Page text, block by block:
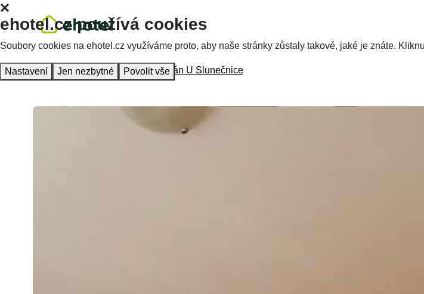
Hlavní stránka Ubytování Apartmán U Slunečnice
ehotel.cz používá cookies
Soubory cookies na ehotel.cz využíváme proto, aby naše stránky zůstaly takové, jaké je znáte.
Nastavení Jen nezbytné Povolit vše